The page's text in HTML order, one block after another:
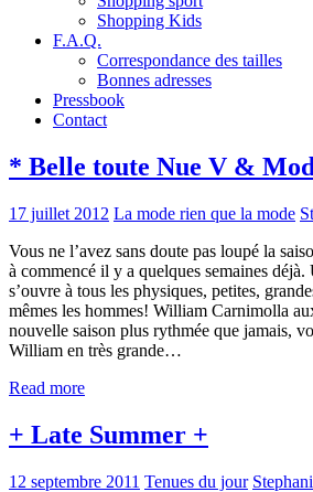
Shopping Kids
F.A.Q.
Correspondance des tailles
Bonnes adresses
Pressbook
Contact
* Belle toute Nue V &
17 juillet 2012 La mode rien que la mode
Vous ne l’avez sans doute pas loupé la
à commencé il y a quelques semaines
s’ouvre à tous les physiques, petites,
mêmes les hommes! William Carnimolla
nouvelle saison plus rythmée que jamais,
William en très grande…
Read more
+ Late Summer +
12 septembre 2011 Tenues du jour